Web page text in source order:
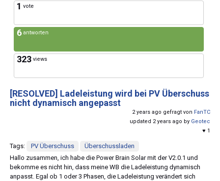
1 vote
6 antworten
323 views
[RESOLVED] Ladeleistung wird bei PV Überschuss
nicht dynamisch angepasst
2 years ago gefragt von FanTC
updated 2 years ago by Geotec
♥ 1
Tags: PV Überschuss
Überschussladen
Hallo zusammen, ich habe die Power Brain Solar mit der V2.0.1 und
bekomme es nicht hin, dass meine WB die Ladeleistung dynamisch
anpasst. Egal ob 1 oder 3 Phasen, die Ladeleistung verändert sich